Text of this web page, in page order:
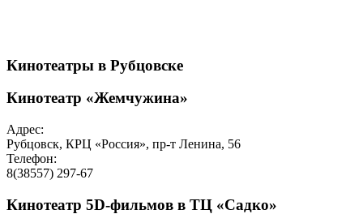
Кинотеатры в Рубцовске
Кинотеатр «Жемчужина»
Адрес:
Рубцовск, КРЦ «Россия», пр-т Ленина, 56
Телефон:
8(38557) 297-67
Кинотеатр 5D-фильмов в ТЦ «Садко»